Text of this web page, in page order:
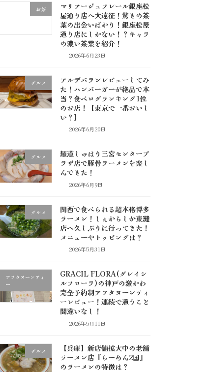
お茶
マリアージュフレール銀座松
屋通り店へ大遠征！驚きの茶
葉の出会いばかり！銀座松屋
通り店にしかない！？キャラ
の濃い茶葉を紹介！
2026年6月23日
グルメ
アルデバランレビューしてみ
た！ハンバーガーが絶品で本
当？食べログランキング1位
のお店！【東京で一番おいし
い？】
2026年6月20日
グルメ
麺道しゅはり三宮センタープ
ラザ店で豚骨ラーメンを楽し
んできた！
2026年6月9日
グルメ
関西で食べられる超本格博多
ラーメン！しぇからしか東灘
店へ久しぶりに行ってきた！
メニューやトッピングは？
2026年5月31日
アフタヌーンティ
ー
GRACIL FLORA(グレイシ
ルフローラ)の神戸の激かわ
完全予約制アフタヌーンティ
ーレビュー！連続で通うこと
間違いなし！
2026年5月11日
グルメ
【兵庫】新店舗拡大中の老舗
ラーメン店『らーめん2国』
のラーメンの特徴は？